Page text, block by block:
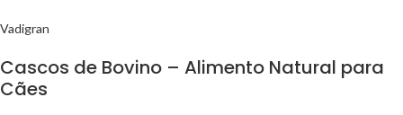
Vadigran
Cascos de Bovino – Alimento Natural para
Cães